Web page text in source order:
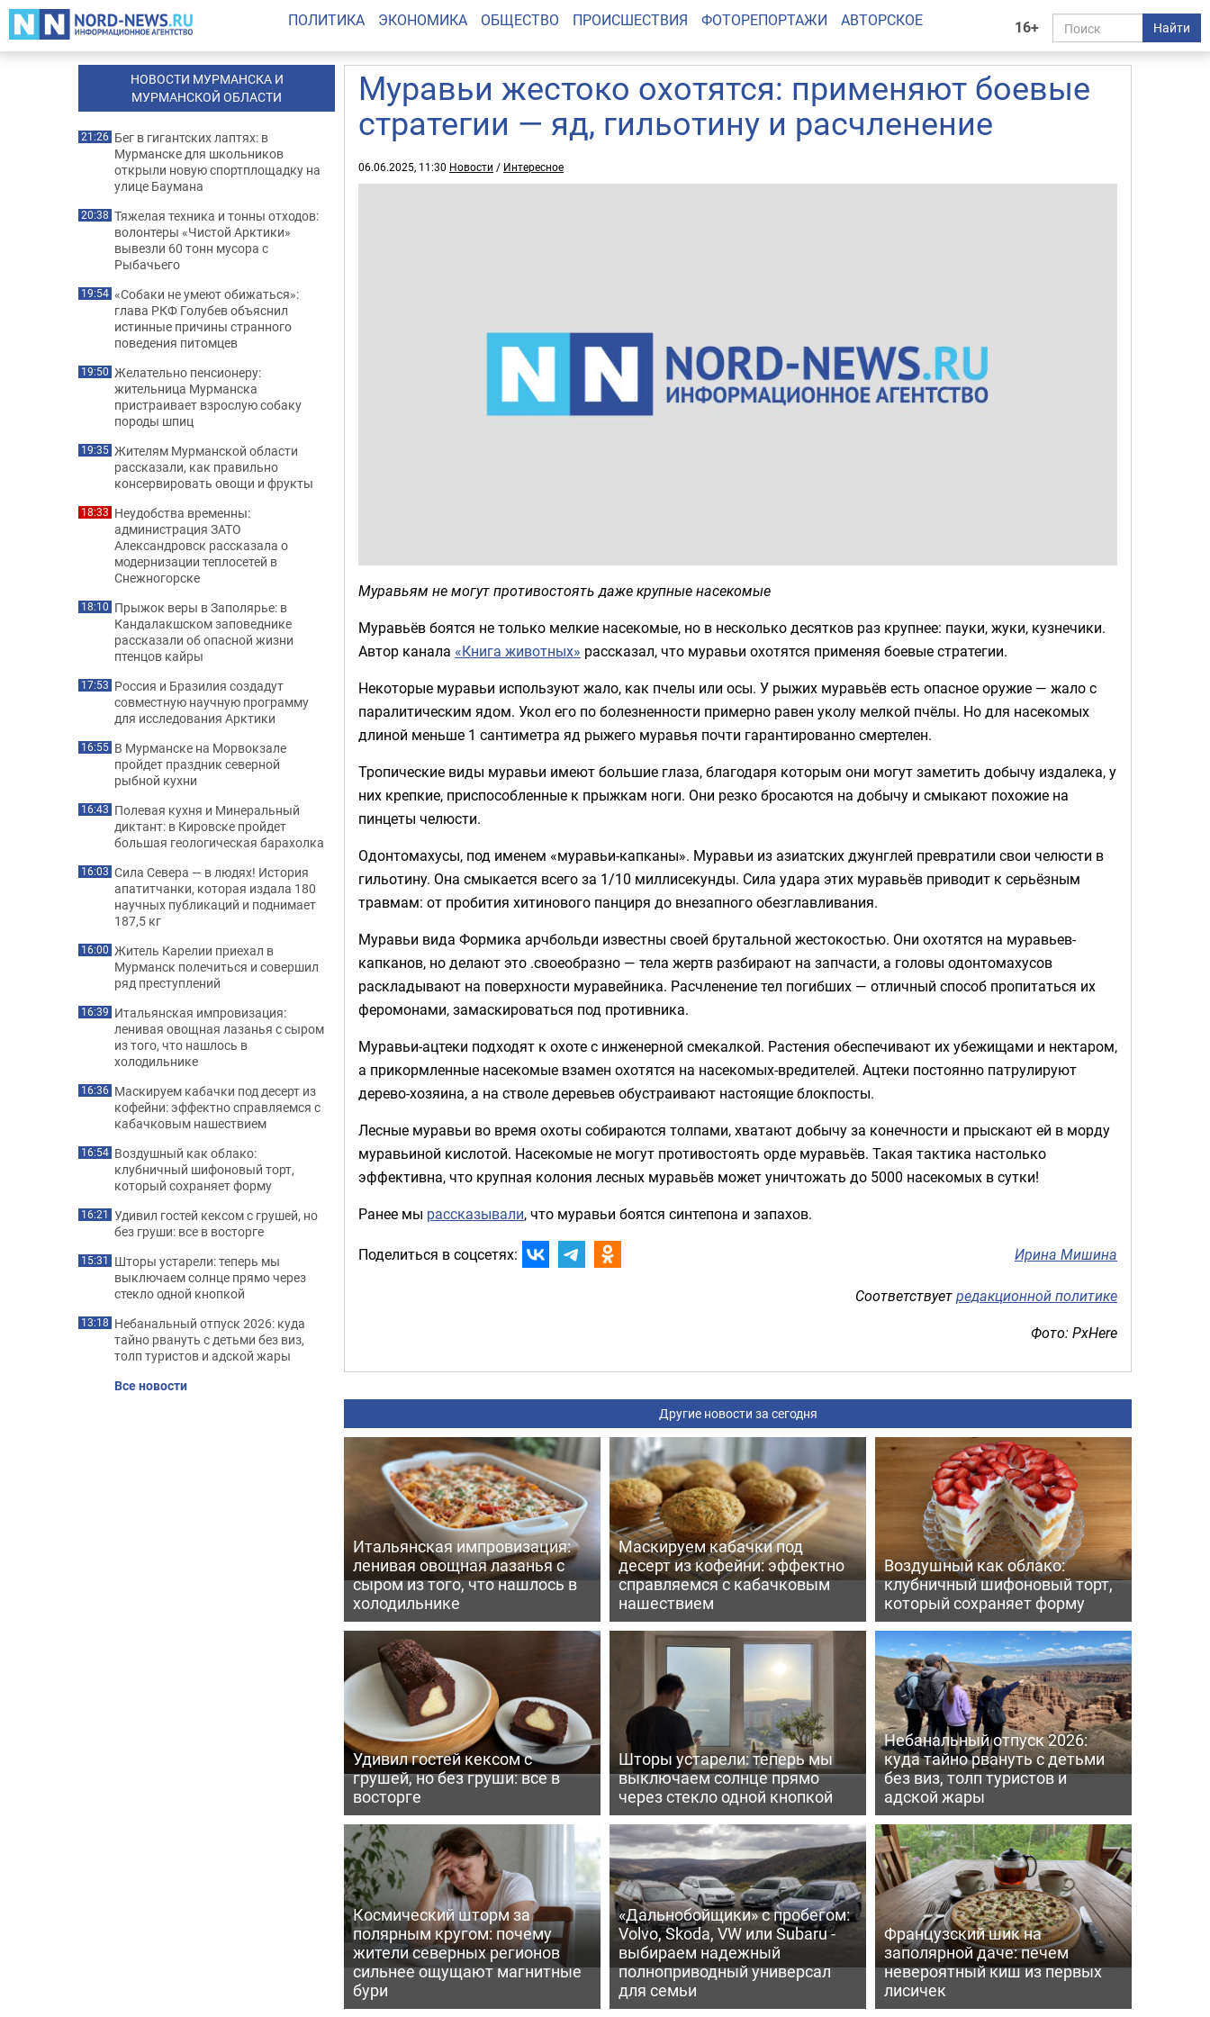
16+ Найти
ПОЛИТИКА ЭКОНОМИКА ОБЩЕСТВО ПРОИСШЕСТВИЯ ФОТОРЕПОРТАЖИ АВТОРСКОЕ
Муравьи жестоко охотятся: применяют боевые
стратегии — яд, гильотину и расчленение
06.06.2025, 11:30 Новости / Интересное
Муравьям не могут противостоять даже крупные насекомые
Муравьёв боятся не только мелкие насекомые, но в несколько десятков раз крупнее: пауки, жуки, кузнечики.
Автор канала «Книга животных» рассказал, что муравьи охотятся применяя боевые стратегии.
Некоторые муравьи используют жало, как пчелы или осы. У рыжих муравьёв есть опасное оружие — жало с
паралитическим ядом. Укол его по болезненности примерно равен уколу мелкой пчёлы. Но для насекомых
длиной меньше 1 сантиметра яд рыжего муравья почти гарантированно смертелен.
Тропические виды муравьи имеют большие глаза, благодаря которым они могут заметить добычу издалека, у
них крепкие, приспособленные к прыжкам ноги. Они резко бросаются на добычу и смыкают похожие на
пинцеты челюсти.
Одонтомахусы, под именем «муравьи-капканы». Муравьи из азиатских джунглей превратили свои челюсти в
гильотину. Она смыкается всего за 1/10 миллисекунды. Сила удара этих муравьёв приводит к серьёзным
травмам: от пробития хитинового панциря до внезапного обезглавливания.
Муравьи вида Формика арчбольди известны своей брутальной жестокостью. Они охотятся на муравьев-
капканов, но делают это .своеобразно — тела жертв разбирают на запчасти, а головы одонтомахусов
раскладывают на поверхности муравейника. Расчленение тел погибших — отличный способ пропитаться их
феромонами, замаскироваться под противника.
Муравьи-ацтеки подходят к охоте с инженерной смекалкой. Растения обеспечивают их убежищами и нектаром,
а прикормленные насекомые взамен охотятся на насекомых-вредителей. Ацтеки постоянно патрулируют
дерево-хозяина, а на стволе деревьев обустраивают настоящие блокпосты.
Лесные муравьи во время охоты собираются толпами, хватают добычу за конечности и прыскают ей в морду
муравьиной кислотой. Насекомые не могут противостоять орде муравьёв. Такая тактика настолько
эффективна, что крупная колония лесных муравьёв может уничтожать до 5000 насекомых в сутки!
Ранее мы рассказывали, что муравьи боятся синтепона и запахов.
Поделиться в соцсетях: Ирина Мишина
Соответствуетредакционной политике
Фото: PxHere
Другие новости за сегодня
Итальянская импровизация:
ленивая овощная лазанья с
сыром из того, что нашлось в
холодильнике
Маскируем кабачки под
десерт из кофейни: эффектно
справляемся с кабачковым
нашествием
Воздушный как облако:
клубничный шифоновый торт,
который сохраняет форму
Удивил гостей кексом с
грушей, но без груши: все в
восторге
Шторы устарели: теперь мы
выключаем солнце прямо
через стекло одной кнопкой
Небанальный отпуск 2026:
куда тайно рвануть с детьми
без виз, толп туристов и
адской жары
Космический шторм за
полярным кругом: почему
жители северных регионов
сильнее ощущают магнитные
бури
«Дальнобойщики» с пробегом:
Volvo, Skoda, VW или Subaru -
выбираем надежный
полноприводный универсал
для семьи
Французский шик на
заполярной даче: печем
невероятный киш из первых
лисичек
НОВОСТИ МУРМАНСКА И
МУРМАНСКОЙ ОБЛАСТИ
21:26 Бег в гигантских лаптях: в
Мурманске для школьников
открыли новую спортплощадку на
улице Баумана
20:38 Тяжелая техника и тонны отходов:
волонтеры «Чистой Арктики»
вывезли 60 тонн мусора с
Рыбачьего
19:54 «Собаки не умеют обижаться»:
глава РКФ Голубев объяснил
истинные причины странного
поведения питомцев
19:50 Желательно пенсионеру:
жительница Мурманска
пристраивает взрослую собаку
породы шпиц
19:35 Жителям Мурманской области
рассказали, как правильно
консервировать овощи и фрукты
18:33 Неудобства временны:
администрация ЗАТО
Александровск рассказала о
модернизации теплосетей в
Снежногорске
18:10 Прыжок веры в Заполярье: в
Кандалакшском заповеднике
рассказали об опасной жизни
птенцов кайры
17:53 Россия и Бразилия создадут
совместную научную программу
для исследования Арктики
16:55 В Мурманске на Морвокзале
пройдет праздник северной
рыбной кухни
16:43 Полевая кухня и Минеральный
диктант: в Кировске пройдет
большая геологическая барахолка
16:03 Сила Севера — в людях! История
апатитчанки, которая издала 180
научных публикаций и поднимает
187,5 кг
16:00 Житель Карелии приехал в
Мурманск полечиться и совершил
ряд преступлений
16:39 Итальянская импровизация:
ленивая овощная лазанья с сыром
из того, что нашлось в
холодильнике
16:36 Маскируем кабачки под десерт из
кофейни: эффектно справляемся с
кабачковым нашествием
16:54 Воздушный как облако:
клубничный шифоновый торт,
который сохраняет форму
16:21 Удивил гостей кексом с грушей, но
без груши: все в восторге
15:31 Шторы устарели: теперь мы
выключаем солнце прямо через
стекло одной кнопкой
13:18 Небанальный отпуск 2026: куда
тайно рвануть с детьми без виз,
толп туристов и адской жары
Все новости